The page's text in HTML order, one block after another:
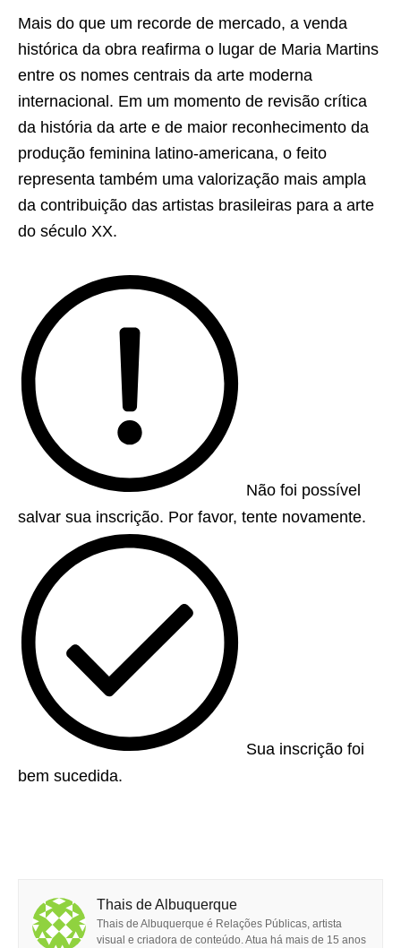
Mais do que um recorde de mercado, a venda
histórica da obra reafirma o lugar de Maria Martins
entre os nomes centrais da arte moderna
internacional. Em um momento de revisão crítica
da história da arte e de maior reconhecimento da
produção feminina latino-americana, o feito
representa também uma valorização mais ampla
da contribuição das artistas brasileiras para a arte
do século XX.
Não foi possível
salvar sua inscrição. Por favor, tente novamente.
Sua inscrição foi
bem sucedida.
Thais de Albuquerque
Thais de Albuquerque é Relações Públicas, artista
visual e criadora de conteúdo. Atua há mais de 15 anos